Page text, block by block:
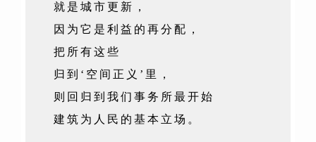
就是城市更新，
因为它是利益的再分配，
把所有这些
归到‘空间正义’里，
则回归到我们事务所最开始
建筑为人民的基本立场。